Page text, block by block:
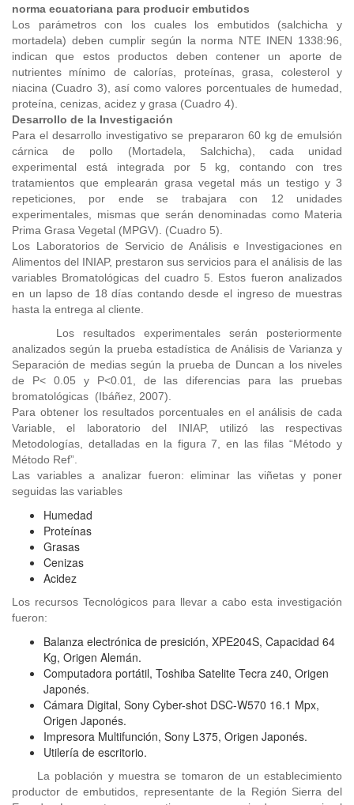
norma ecuatoriana para producir embutidos
Los parámetros con los cuales los embutidos (salchicha y
mortadela) deben cumplir según la norma NTE INEN 1338:96,
indican que estos productos deben contener un aporte de
nutrientes mínimo de calorías, proteínas, grasa, colesterol y
niacina (Cuadro 3), así como valores porcentuales de humedad,
proteína, cenizas, acidez y grasa (Cuadro 4).
Desarrollo de la Investigación
Para el desarrollo investigativo se prepararon 60 kg de emulsión
cárnica de pollo (Mortadela, Salchicha), cada unidad
experimental está integrada por 5 kg, contando con tres
tratamientos que emplearán grasa vegetal más un testigo y 3
repeticiones, por ende se trabajara con 12 unidades
experimentales, mismas que serán denominadas como Materia
Prima Grasa Vegetal (MPGV). (Cuadro 5).
Los Laboratorios de Servicio de Análisis e Investigaciones en
Alimentos del INIAP, prestaron sus servicios para el análisis de las
variables Bromatológicas del cuadro 5. Estos fueron analizados
en un lapso de 18 días contando desde el ingreso de muestras
hasta la entrega al cliente.
Los resultados experimentales serán posteriormente
analizados según la prueba estadística de Análisis de Varianza y
Separación de medias según la prueba de Duncan a los niveles
de P< 0.05 y P<0.01, de las diferencias para las pruebas
bromatológicas (Ibáñez, 2007).
Para obtener los resultados porcentuales en el análisis de cada
Variable, el laboratorio del INIAP, utilizó las respectivas
Metodologías, detalladas en la figura 7, en las filas “Método y
Método Ref”.
Las variables a analizar fueron: eliminar las viñetas y poner
seguidas las variables
Humedad
Proteínas
Grasas
Cenizas
Acidez
Los recursos Tecnológicos para llevar a cabo esta investigación
fueron:
Balanza electrónica de presición, XPE204S, Capacidad 64
Kg, Origen Alemán.
Computadora portátil, Toshiba Satelite Tecra z40, Origen
Japonés.
Cámara Digital, Sony Cyber-shot DSC-W570 16.1 Mpx,
Origen Japonés.
Impresora Multifunción, Sony L375, Origen Japonés.
Utilería de escritorio.
La población y muestra se tomaron de un establecimiento
productor de embutidos, representante de la Región Sierra del